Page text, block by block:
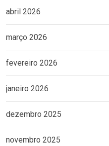
abril 2026
março 2026
fevereiro 2026
janeiro 2026
dezembro 2025
novembro 2025